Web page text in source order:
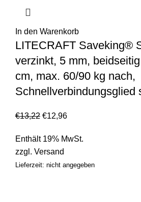
In den Warenkorb
LITECRAFT Saveking®
verzinkt, 5 mm,
cm, max. 60/90 kg nach,
Schnellverbindungsglied
€13,22 €12,96
Enthält 19% MwSt.
zzgl. Versand
Lieferzeit: nicht angegeben